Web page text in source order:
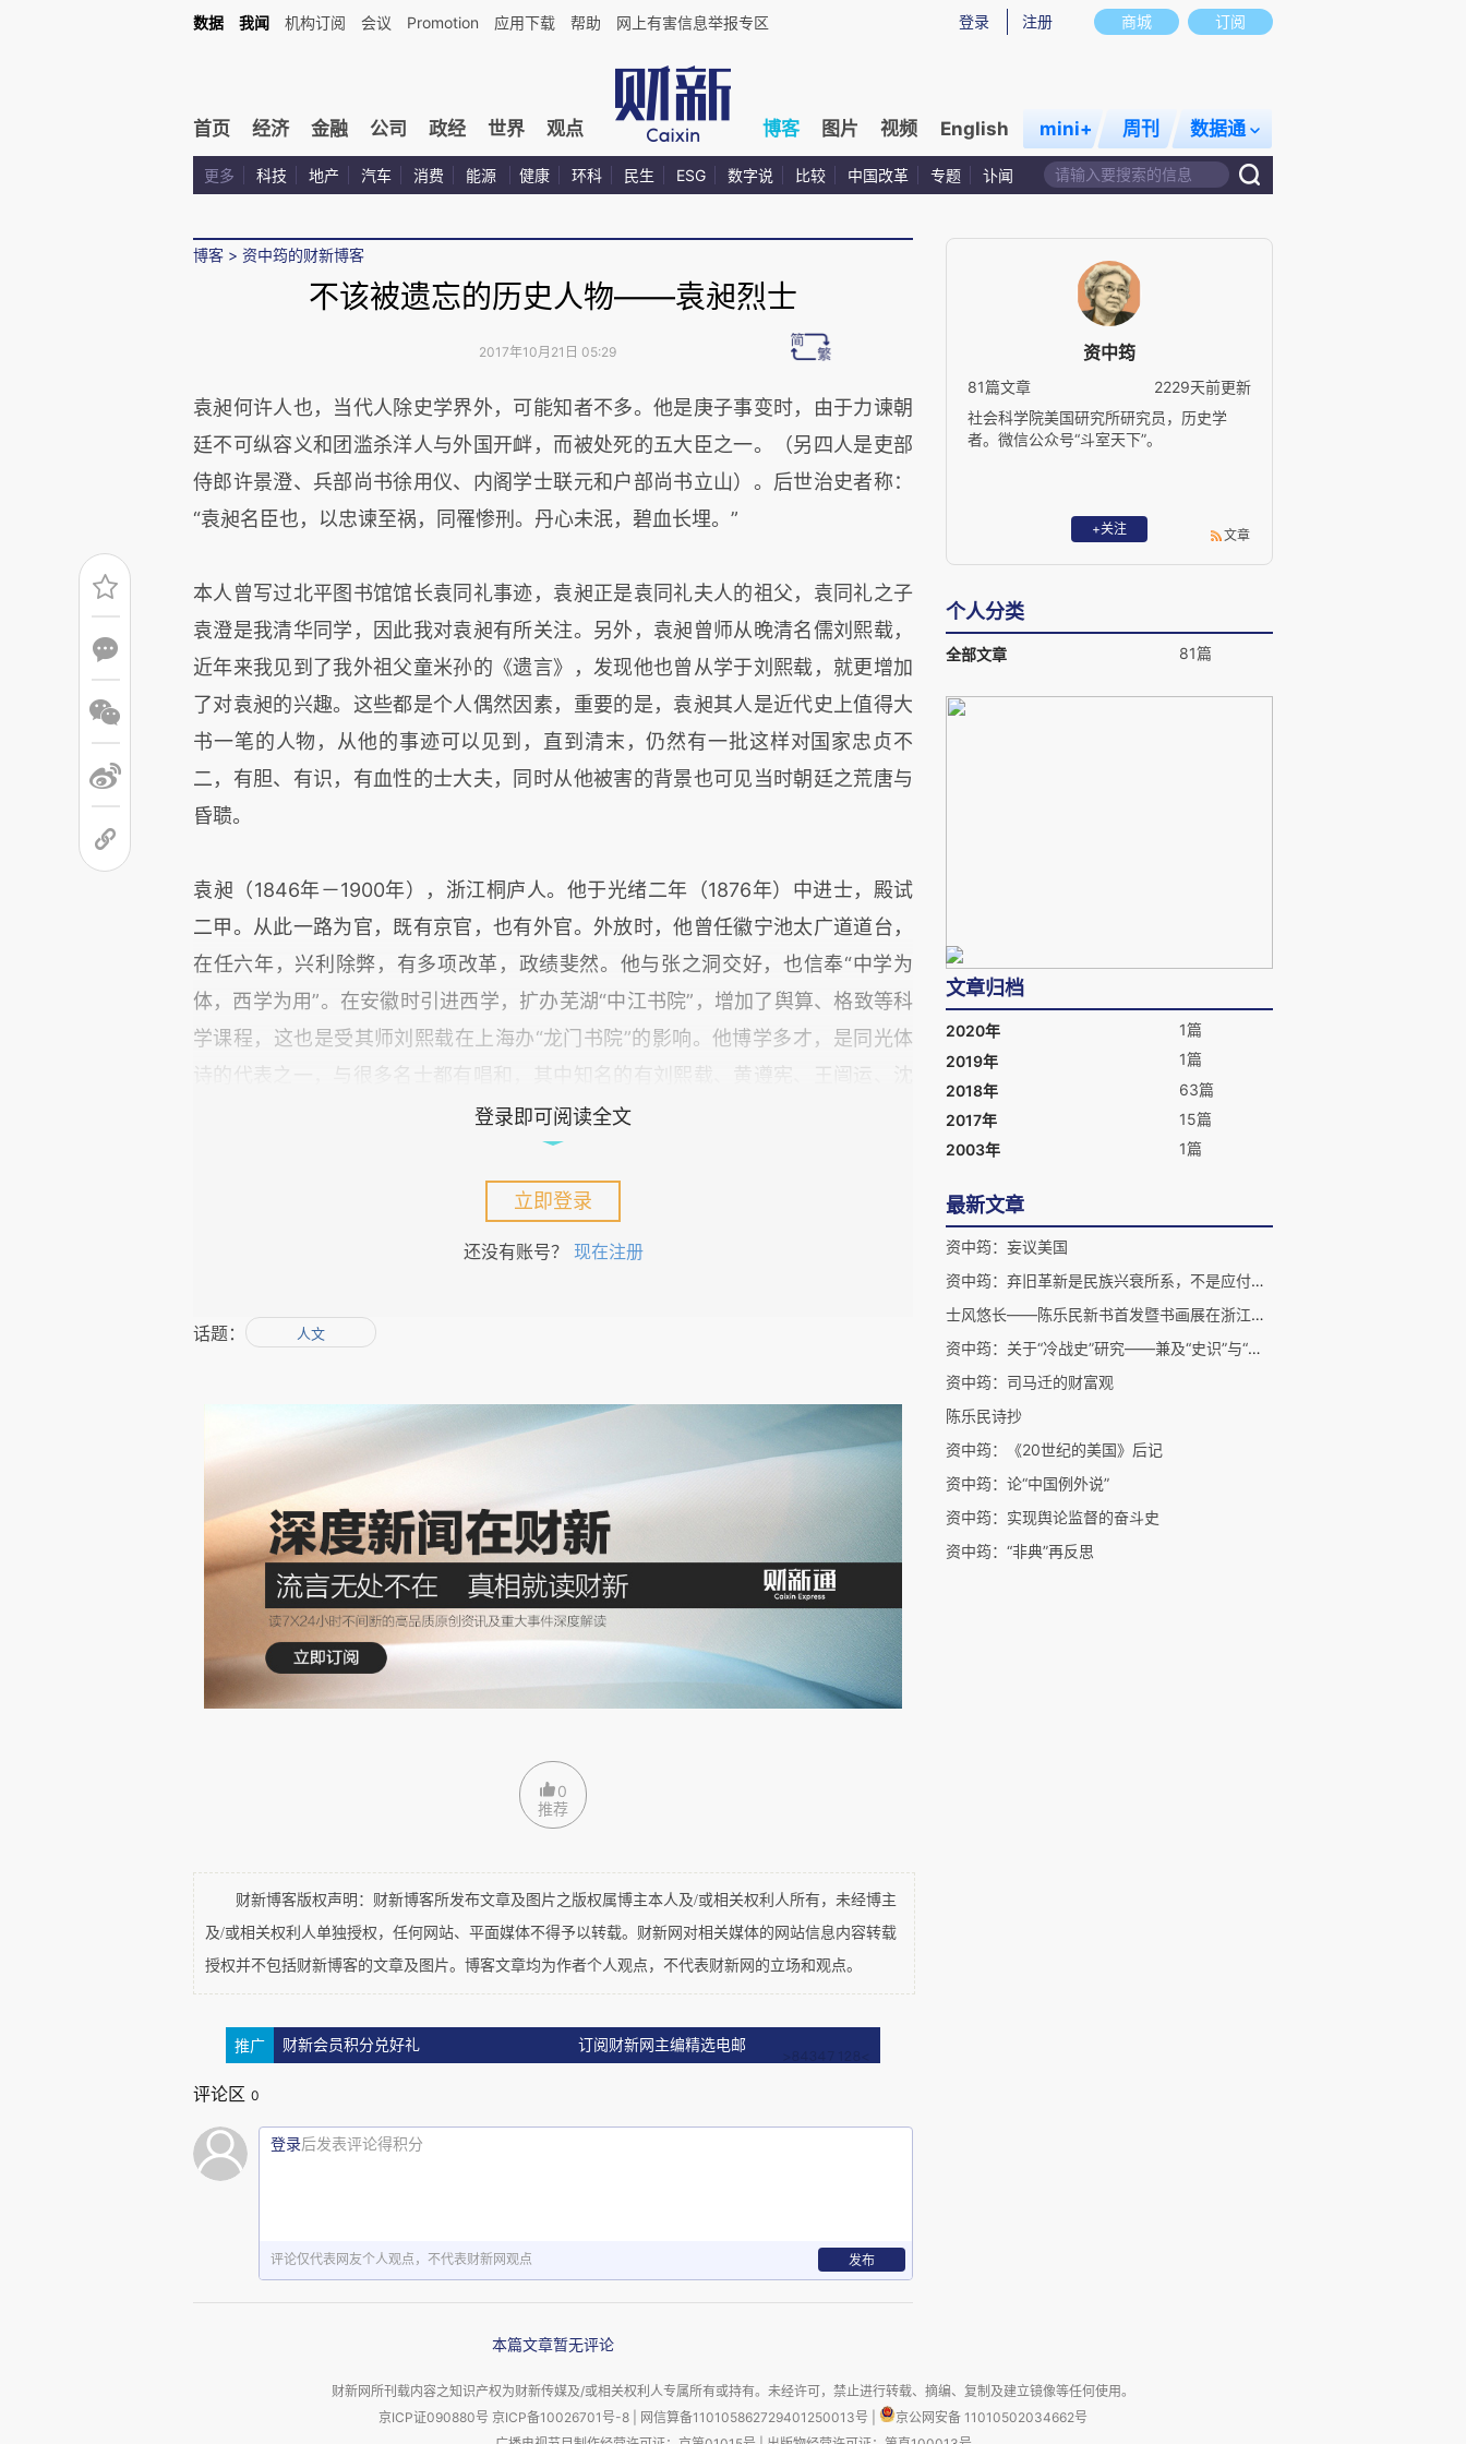
商城 订阅
登录 注册
数据 我闻 机构订阅 会议 Promotion 应用下载 帮助 网上有害信息举报专区
首页 经济 金融 公司 政经 世界 观点 博客 图片 视频 English mini+ 周刊 数据通
更多 科技 地产 汽车 消费 能源 健康 环科 民生 ESG 数字说 比较 中国改革 专题 讣闻
博客 > 资中筠的财新博客
不该被遗忘的历史人物——袁昶烈士
2017年10月21日 05:29
袁昶何许人也，当代人除史学界外，可能知者不多。他是庚子事变时，由于力谏朝
廷不可纵容义和团滥杀洋人与外国开衅，而被处死的五大臣之一。（另四人是吏部
侍郎许景澄、兵部尚书徐用仪、内阁学士联元和户部尚书立山）。后世治史者称：
“袁昶名臣也，以忠谏至祸，同罹惨刑。丹心未泯，碧血长埋。”
本人曾写过北平图书馆馆长袁同礼事迹，袁昶正是袁同礼夫人的祖父，袁同礼之子
袁澄是我清华同学，因此我对袁昶有所关注。另外，袁昶曾师从晚清名儒刘熙载，
近年来我见到了我外祖父童米孙的《遗言》，发现他也曾从学于刘熙载，就更增加
了对袁昶的兴趣。这些都是个人偶然因素，重要的是，袁昶其人是近代史上值得大
书一笔的人物，从他的事迹可以见到，直到清末，仍然有一批这样对国家忠贞不
二，有胆、有识，有血性的士大夫，同时从他被害的背景也可见当时朝廷之荒唐与
昏聩。
袁昶（1846年－1900年），浙江桐庐人。他于光绪二年（1876年）中进士，殿试
二甲。从此一路为官，既有京官，也有外官。外放时，他曾任徽宁池太广道道台，
在任六年，兴利除弊，有多项改革，政绩斐然。他与张之洞交好，也信奉“中学为
体，西学为用”。在安徽时引进西学，扩办芜湖“中江书院”，增加了舆算、格致等科
学课程，这也是受其师刘熙载在上海办“龙门书院”的影响。他博学多才，是同光体
诗的代表之一，与很多名士都有唱和，其中知名的有刘熙载、黄遵宪、王闿运、沈
曾植等。一生著作很多，还将农桑、兵、医、舆地、治术、掌故等书编成一部《渐
1898年，袁调任京官，在朝堂议事中一直秉承直言敢谏的作风。起初很受重用，两
年内一路擢升，在被杀前，官至太常寺卿（正三品）。先是1897年发生曹州教案，
德国借机出兵强占胶州湾，光绪征求大臣意见。袁昶上了二万言的条陈，分析当时
的形势，做了详细论证，认为德国占胶州湾“祸急事小”，而“俄国自西北至东北，与
我壤地相错”，“其祸纡而大”。也就是说，德国一案看似紧急，但是小事，从长远
看，俄国才是大患。接着借此机会系统地陈述时弊，说诸臣“相率为乡愿，而举国之
人才靡矣！”。他举金田之例，说，连洪杨这样的小民都能闹出这么大的乱子，何况
诸国互肆蚕食之心！他大声疾呼帝国外患之忧，提出改革措施之纲要。光绪亲自写
庚子之变清廷向十一国宣战
从山东发生的义和拳暴乱，实际是曹州教案的延续。1898年清廷被迫与气焰嚣张的
德国签订《胶澳租借条约》，答应了极为苛刻的条件，山东这一地区成为德国的势
力范围，教会与当地民众的矛盾不断。朝廷对于民间社团一向是敌视，以镇压为主
登录即可阅读全文
立即登录
还没有账号？ 现在注册
话题： 人文
0
推荐
财新博客版权声明：财新博客所发布文章及图片之版权属博主本人及/或相关权利人所有，未经博主
及/或相关权利人单独授权，任何网站、平面媒体不得予以转载。财新网对相关媒体的网站信息内容转载
授权并不包括财新博客的文章及图片。博客文章均为作者个人观点，不代表财新网的立场和观点。
推广 财新会员积分兑好礼 订阅财新网主编精选电邮
评论区 0
登录后发表评论得积分
评论仅代表网友个人观点，不代表财新网观点 发布
本篇文章暂无评论
资中筠
81篇文章
2229天前更新
社会科学院美国研究所研究员，历史学
者。微信公众号“斗室天下”。
+关注 文章
个人分类
全部文章 81篇
文章归档
2020年
1篇
2019年
1篇
2018年
63篇
2017年
15篇
2003年
1篇
最新文章
资中筠：妄议美国
资中筠：弃旧革新是民族兴衰所系，不是应付或迎合外人
士风悠长——陈乐民新书首发暨书画展在浙江美术馆举行
资中筠：关于“冷战史”研究——兼及“史识”与“史德”
资中筠：司马迁的财富观
陈乐民诗抄
资中筠：《20世纪的美国》后记
资中筠：论“中国例外说”
资中筠：实现舆论监督的奋斗史
资中筠：“非典”再反思
财新网所刊载内容之知识产权为财新传媒及/或相关权利人专属所有或持有。未经许可，禁止进行转载、摘编、复制及建立镜像等任何使用。
京ICP证090880号 京ICP备10026701号-8 网信算备110105862729401250013号
京公网安备 11010502034662号